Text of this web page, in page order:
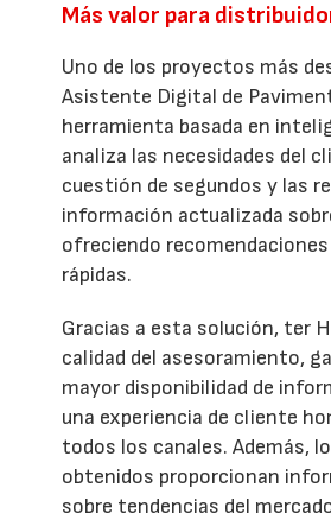
Más valor para
Uno de los proyectos más
Asistente Digital de
herramienta basada en
analiza las necesidades del
cuestión de segundos y las
información actualizada
ofreciendo
rápidas.
Gracias a esta solución, ter
calidad del asesoramiento,
mayor disponibilidad de
una experiencia de cliente
todos los canales. Además,
obtenidos proporcionan
sobre tendencias del